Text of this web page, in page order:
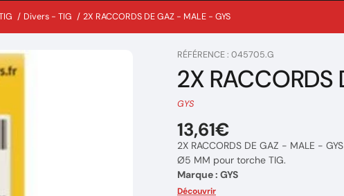
/ Divers - TIG / 2X RACCORDS DE GAZ - MALE - GYS
RÉFÉRENCE : 045705.G
2X
GYS
13,61€
2X RACCORDS DE GAZ - MALE - GYS
Ø5 MM pour torche TIG.
Marque : GYS
Réference: 045705
Découvrir